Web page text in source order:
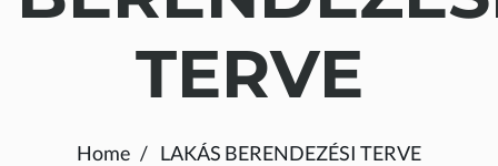
TERVE
Home LAKÁS BERENDEZÉSI TERVE